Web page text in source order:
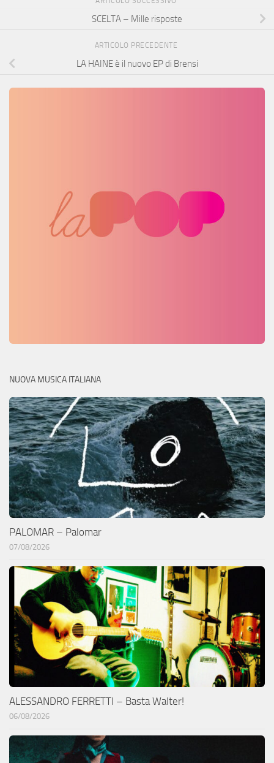
SCELTA – Mille risposte
ARTICOLO PRECEDENTE
LA HAINE è il nuovo EP di Brensi
NUOVA MUSICA ITALIANA
PALOMAR – Palomar
07/08/2026
ALESSANDRO FERRETTI – Basta Walter!
06/08/2026